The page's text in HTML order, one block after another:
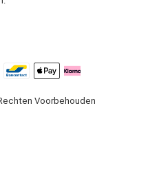
Voorbehouden